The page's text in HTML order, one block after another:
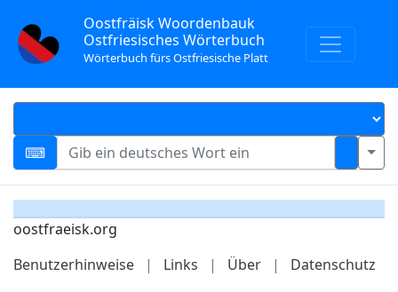
Oostfräisk Woordenbauk
Ostfriesisches Wörterbuch
Wörterbuch fürs Ostfriesische Platt
oostfraeisk.org
Benutzerhinweise
| Links | Über | Datenschutz